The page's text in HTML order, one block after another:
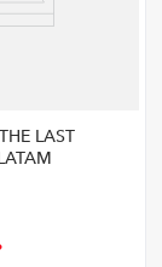
LAST